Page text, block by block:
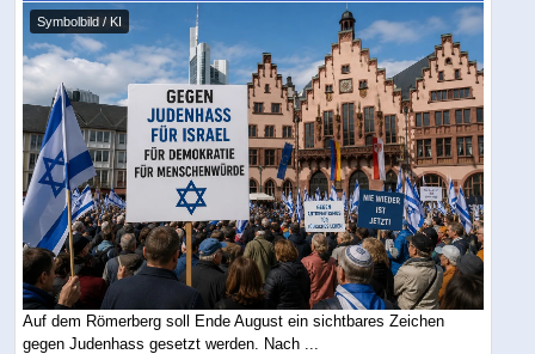
Symbolbild / KI
Auf dem Römerberg soll Ende August ein sichtbares Zeichen
gegen Judenhass gesetzt werden. Nach ...